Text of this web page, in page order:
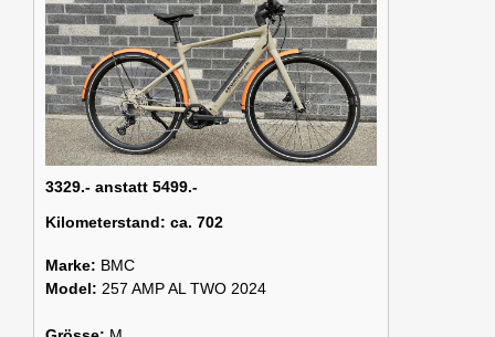
3329.- anstatt 5499.-
Kilometerstand: ca. 702
Marke: BMC
Model: 257 AMP AL TWO 2024